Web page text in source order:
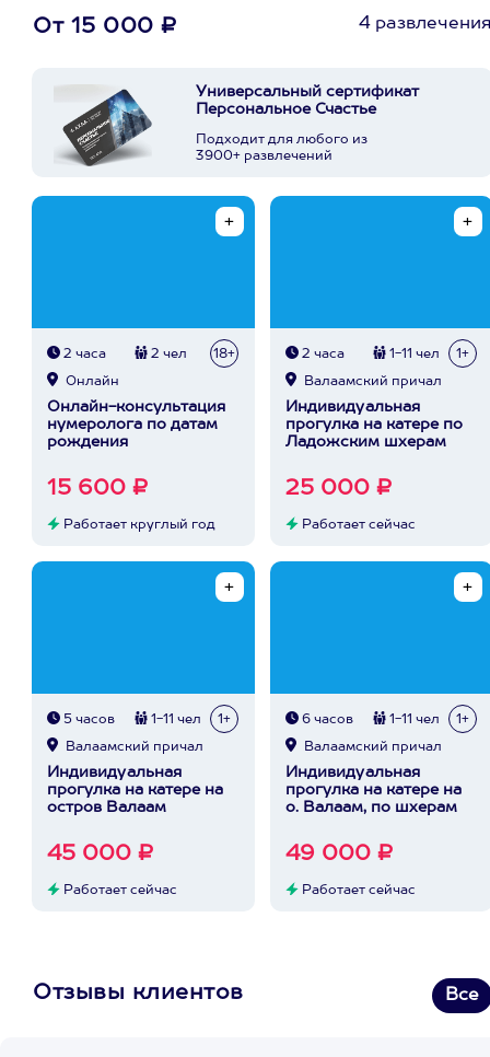
От 15 000 ₽ 4
Универсальный сертификат
Персональное Счастье
Подходит для любого из
3900+ развлечений
2 часа 2 чел 18+
Онлайн
Онлайн-консультация
нумеролога по датам
рождения
15 600 ₽
Работает круглый год
2 часа 1-11 чел 1+
Валаамский причал
Индивидуальная
прогулка на катере по
Ладожским шхерам
25 000 ₽
Работает сейчас
5 часов 1-11 чел 1+
Валаамский причал
Индивидуальная
прогулка на катере на
остров Валаам
45 000 ₽
Работает сейчас
6 часов 1-11 чел 1+
Валаамский причал
Индивидуальная
прогулка на катере на
о. Валаам, по шхерам
49 000 ₽
Работает сейчас
Отзывы клиентов Все